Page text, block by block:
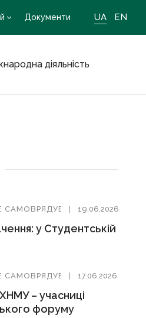
Документи UA EN
діяльність
САМОВРЯДУВАННЯ19.06.2026
у Студентській
САМОВРЯДУВАННЯ17.06.2026
– учасниці
форуму